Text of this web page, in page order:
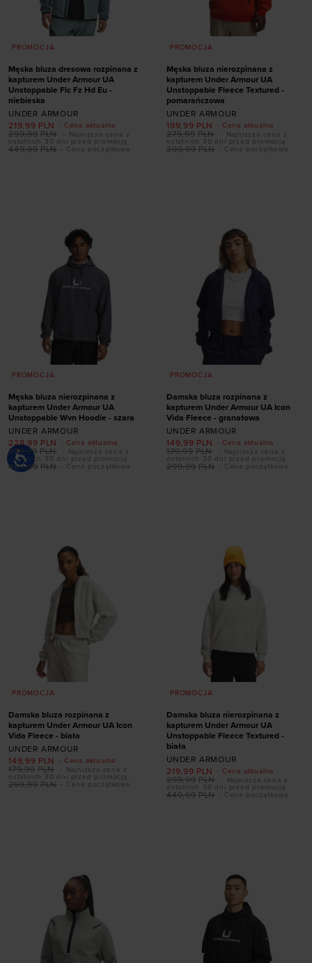
PROMOCJA
Dodaj produkt w
Męska bluza dresowa rozpinana z
kapturem Under Armour UA
Unstoppable Flc Fz Hd Eu -
niebieska
UNDER ARMOUR
- Cena aktualna
219,99 PLN
- Cena początkowa
449,99 PLN
299,99 PLN
- Najniższa cena z
ostatnich 30 dni przed promocją
PROMOCJA
Dodaj produkt w
Męska bluza nierozpinana z
kapturem Under Armour UA
Unstoppable Fleece Textured -
pomarańczowa
UNDER ARMOUR
- Cena aktualna
199,99 PLN
- Cena początkowa
399,99 PLN
279,99 PLN
- Najniższa cena z
ostatnich 30 dni przed promocją
PROMOCJA
Męska bluza nierozpinana z
kapturem Under Armour UA
Unstoppable Wvn Hoodie - szara
UNDER ARMOUR
- Cena aktualna
229,99 PLN
- Cena początkowa
469,99 PLN
279,99 PLN
- Najniższa cena z
ostatnich 30 dni przed promocją
PROMOCJA
Damska bluza rozpinana z
kapturem Under Armour UA Icon
Vida Fleece - granatowa
UNDER ARMOUR
- Cena aktualna
149,99 PLN
- Cena początkowa
299,99 PLN
179,99 PLN
- Najniższa cena z
ostatnich 30 dni przed promocją
PROMOCJA
Damska bluza rozpinana z
kapturem Under Armour UA Icon
Vida Fleece - biała
UNDER ARMOUR
- Cena aktualna
149,99 PLN
- Cena początkowa
299,99 PLN
179,99 PLN
- Najniższa cena z
ostatnich 30 dni przed promocją
PROMOCJA
Dodaj produkt w
Damska bluza nierozpinana z
kapturem Under Armour UA
Unstoppable Fleece Textured -
biała
UNDER ARMOUR
- Cena aktualna
219,99 PLN
- Cena początkowa
449,99 PLN
299,99 PLN
- Najniższa cena z
ostatnich 30 dni przed promocją